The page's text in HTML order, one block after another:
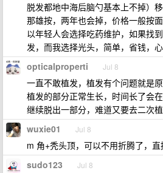
脱发都地中海后脑勺基本上不掉）
那雄按，两年也会掉，价格一般按
以年轻人会选择吃药维护，如果找
发，而我选择光头，简单，省钱，
opticalproperti Jul 8
一直不敢植发，植发有个问题就是
植发的部分正常生长，时间长了会
继续脱出一部分，难道又要去二次
wuxie01 Jul 8
m 角+秃头顶，可以不用折腾了，
sudo123 Jul 8